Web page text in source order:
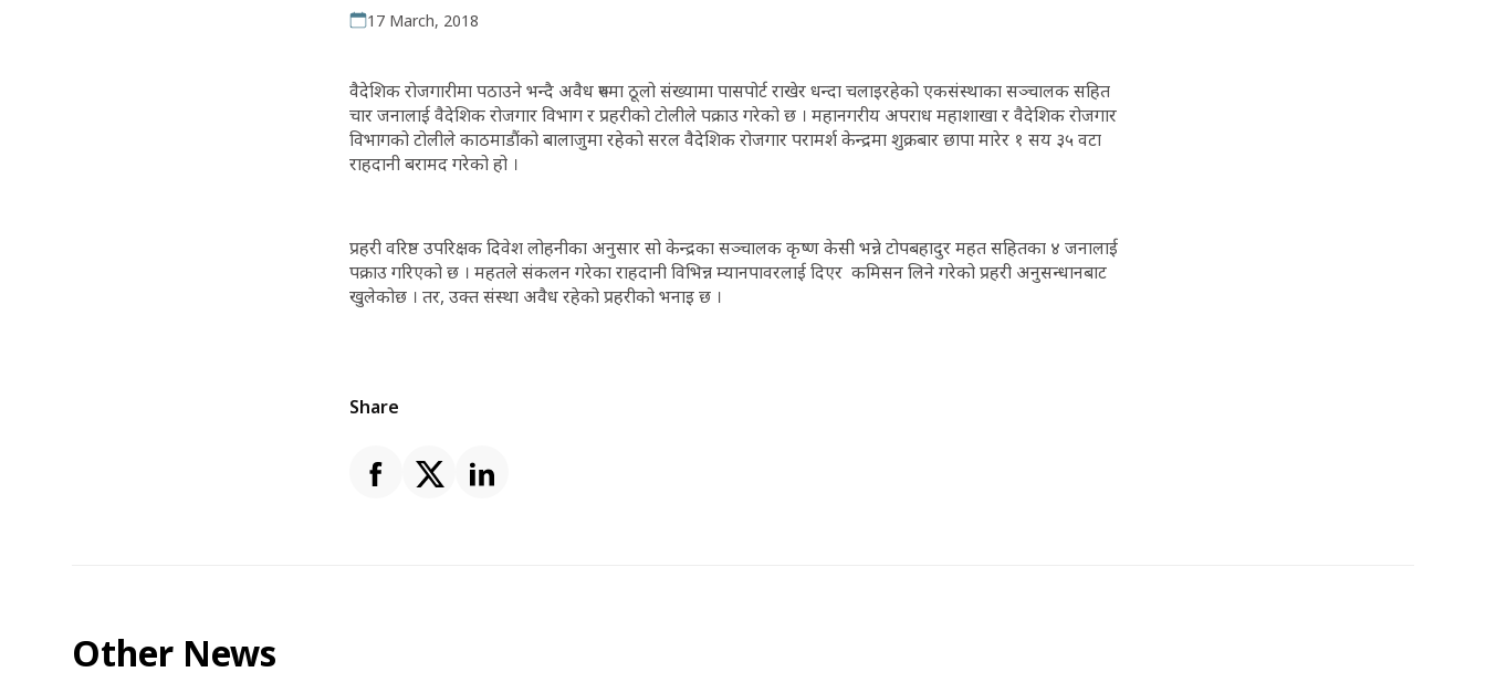
17 March, 2018
वैदेशिक रोजगारीमा पठाउने भन्दै अवैध रुपमा ठूलो संख्यामा पासपोर्ट राखेर धन्दा चलाइरहेको एकसंस्थाका सञ्चालक सहित
चार जनालाई वैदेशिक रोजगार विभाग र प्रहरीको टोलीले पक्राउ गरेको छ । महानगरीय अपराध महाशाखा र वैदेशिक रोजगार
विभागको टोलीले काठमाडौंको बालाजुमा रहेको सरल वैदेशिक रोजगार परामर्श केन्द्रमा शुक्रबार छापा मारेर १ सय ३५ वटा
राहदानी बरामद गरेको हो ।
प्रहरी वरिष्ठ उपरिक्षक दिवेश लोहनीका अनुसार सो केन्द्रका सञ्चालक कृष्ण केसी भन्ने टोपबहादुर महत सहितका ४ जनालाई
पक्राउ गरिएको छ । महतले संकलन गरेका राहदानी विभिन्न म्यानपावरलाई दिएर कमिसन लिने गरेको प्रहरी अनुसन्धानबाट
खुलेकोछ । तर, उक्त संस्था अवैध रहेको प्रहरीको भनाइ छ ।
Share
Other News